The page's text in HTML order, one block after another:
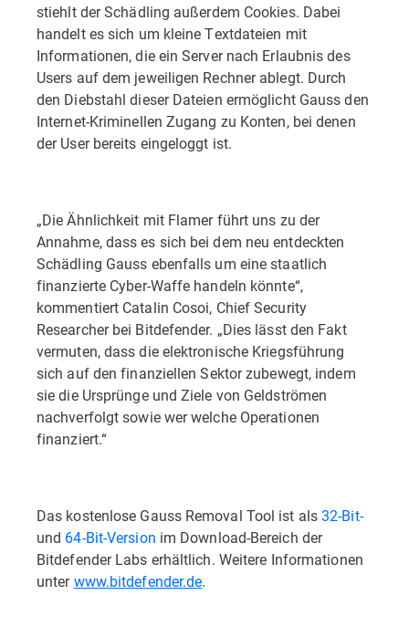
stiehlt der Schädling außerdem Cookies. Dabei
handelt es sich um kleine Textdateien mit
Informationen, die ein Server nach Erlaubnis des
Users auf dem jeweiligen Rechner ablegt. Durch
den Diebstahl dieser Dateien ermöglicht Gauss den
Internet-Kriminellen Zugang zu Konten, bei denen
der User bereits eingeloggt ist.
„Die Ähnlichkeit mit Flamer führt uns zu der
Annahme, dass es sich bei dem neu entdeckten
Schädling Gauss ebenfalls um eine staatlich
finanzierte Cyber-Waffe handeln könnte“,
kommentiert Catalin Cosoi, Chief Security
Researcher bei Bitdefender. „Dies lässt den Fakt
vermuten, dass die elektronische Kriegsführung
sich auf den finanziellen Sektor zubewegt, indem
sie die Ursprünge und Ziele von Geldströmen
nachverfolgt sowie wer welche Operationen
finanziert.“
Das kostenlose Gauss Removal Tool ist als32-Bit-
und 64-Bit-Version im Download-Bereich der
Bitdefender Labs erhältlich. Weitere Informationen
unterwww.bitdefender.de.